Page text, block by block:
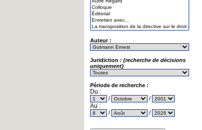
Auteur :
Juridiction : (recherche de décisions
uniquement)
Période de recherche :
Du :
/
/
Au :
/
/